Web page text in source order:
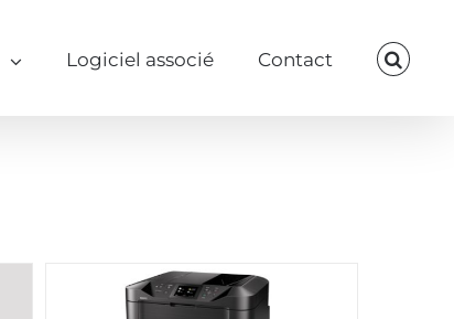
Logiciel associé Contact